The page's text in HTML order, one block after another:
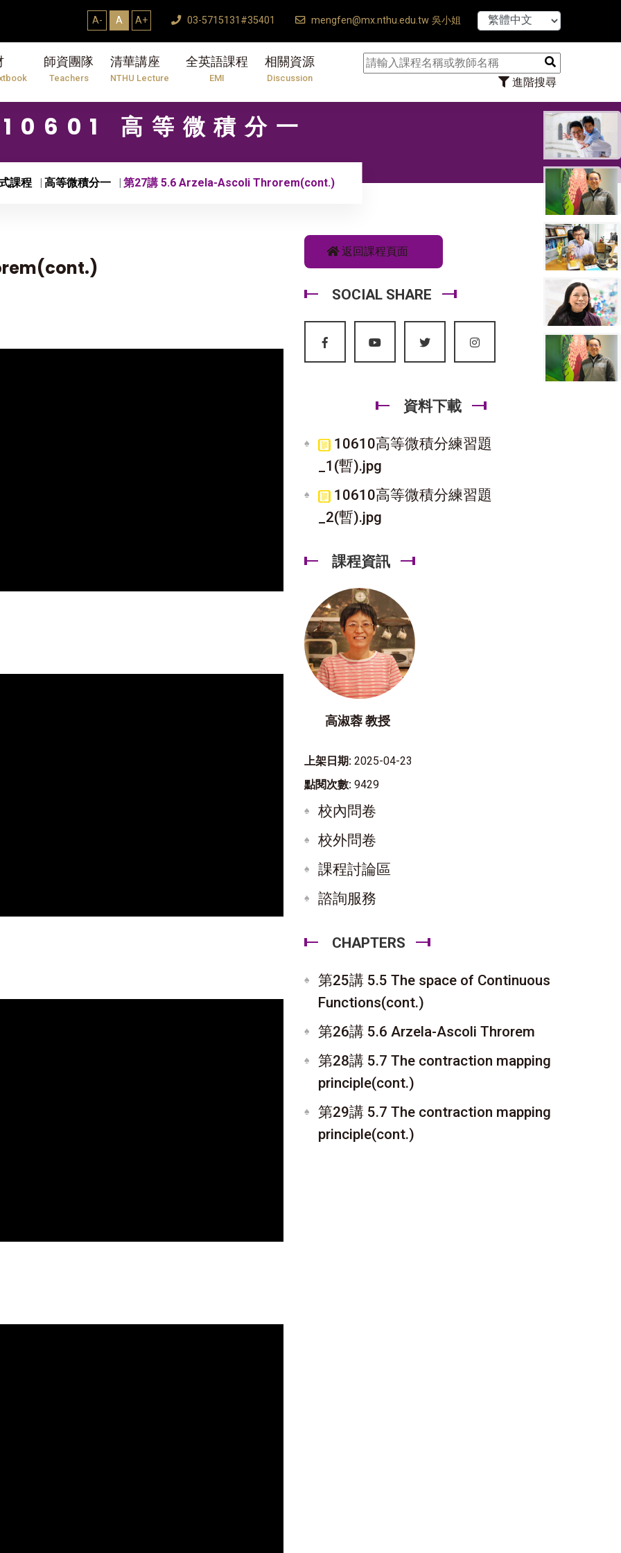
A- A A+ 03-5715131#35401 mengfen@mx.nthu.edu.tw 吳小姐
師資團隊
Teachers
清華講座
NTHU Lecture
全英語課程
EMI
相關資源
Discussion 進階搜尋
【7/31】
10601 高等微積分一
課程 高等微積分一 第27講 5.6 Arzela-Ascoli Throrem(cont.)
返回課程頁面
SOCIAL SHARE
資料下載
10610高等微積分練習題
_1(暫).jpg
10610高等微積分練習題
_2(暫).jpg
課程資訊
高淑蓉 教授
上架日期: 2025-04-23
點閱次數: 9429
校內問卷
校外問卷
課程討論區
諮詢服務
CHAPTERS
第25講 5.5 The space of Continuous
Functions(cont.)
第26講 5.6 Arzela-Ascoli Throrem
第28講 5.7 The contraction mapping
principle(cont.)
第29講 5.7 The contraction mapping
principle(cont.)